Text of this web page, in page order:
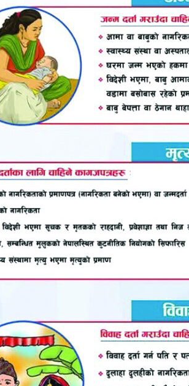
विरोध गर्दै राष्ट्रिय एकता
भएको प्रदर्शनमा मुम्वईमा भएको
जनतालाई मार्ने रहेकोले सो घटना
मार्ने कार्य वन्द गर, आतंकवादलाई
वन्द गर, आतंकी अखडा वन्द गर
कायम गर, विश्वभरका हिन्दु एक हौ’
दश प्रशिक्षित र भारी सशस्त्र